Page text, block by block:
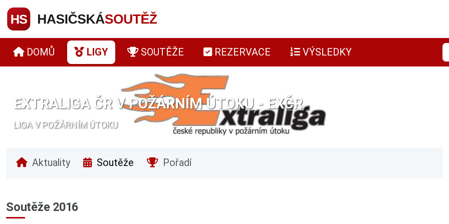
DOMŮ LIGY SOUTĚŽE REZERVACE VÝSLEDKY
EXTRALIGA ČR V POŽÁRNÍM ÚTOKU - EXČR
LIGA V POŽÁRNÍM ÚTOKU
Aktuality Soutěže Pořadí
Soutěže 2016